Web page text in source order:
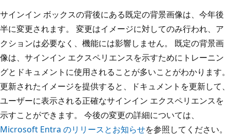
サインイン ボックスの背後にある既定の背景画像は、今年後
半に変更されます。 変更はイメージに対してのみ行われ、ア
クションは必要なく、機能には影響しません。 既定の背景画
像は、サインイン エクスペリエンスを示すためにトレーニン
グとドキュメントに使用されることが多いことがわかります。
更新されたイメージを提供すると、ドキュメントを更新して、
ユーザーに表示される正確なサインイン エクスペリエンスを
示すことができます。 今後の変更の詳細については、
Microsoft Entra のリリースとお知らせを参照してください。